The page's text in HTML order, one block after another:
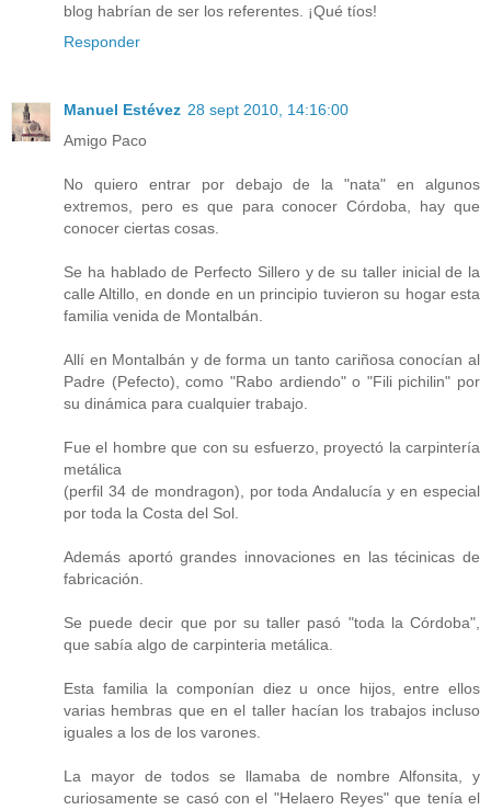
blog habrían de ser los referentes. ¡Qué tíos!
Responder
Manuel Estévez 28 sept 2010, 14:16:00
Amigo Paco
No quiero entrar por debajo de la "nata" en algunos
extremos, pero es que para conocer Córdoba, hay que
conocer ciertas cosas.
Se ha hablado de Perfecto Sillero y de su taller inicial de la
calle Altillo, en donde en un principio tuvieron su hogar esta
familia venida de Montalbán.
Allí en Montalbán y de forma un tanto cariñosa conocían al
Padre (Pefecto), como "Rabo ardiendo" o "Fili pichilin" por
su dinámica para cualquier trabajo.
Fue el hombre que con su esfuerzo, proyectó la carpintería
metálica
(perfil 34 de mondragon), por toda Andalucía y en especial
por toda la Costa del Sol.
Además aportó grandes innovaciones en las técinicas de
fabricación.
Se puede decir que por su taller pasó "toda la Córdoba",
que sabía algo de carpinteria metálica.
Esta familia la componían diez u once hijos, entre ellos
varias hembras que en el taller hacían los trabajos incluso
iguales a los de los varones.
La mayor de todos se llamaba de nombre Alfonsita, y
curiosamente se casó con el "Helaero Reyes" que tenía el